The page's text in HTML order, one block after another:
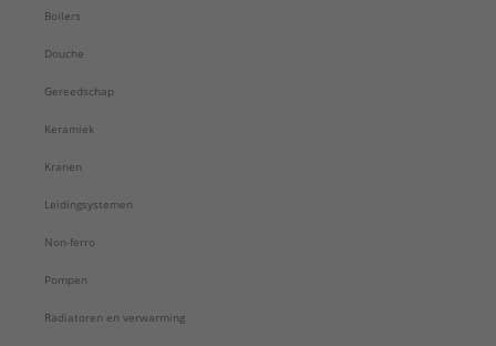
Wandruwheid:
Type:
Serie:
Standard (PE-Xc/AL/PE-Xc)
Boilers
Douche
Gereedschap
Keramiek
Kranen
Leidingsystemen
Non-ferro
Pompen
Radiatoren en verwarming